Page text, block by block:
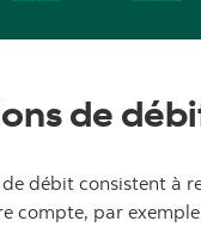
de
débit consistent à
compte, par